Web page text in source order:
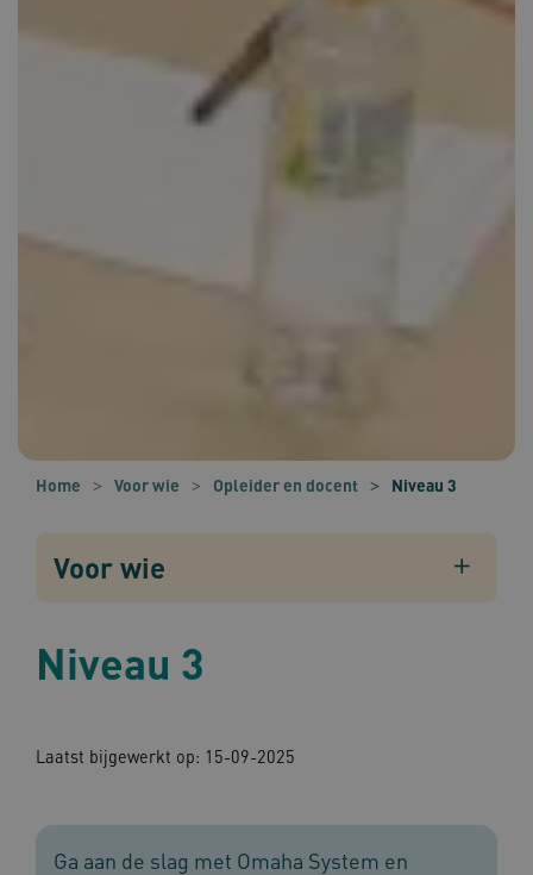
Home Voor wie Opleider en docent Niveau 3
Voor wie
Niveau 3
Laatst bijgewerkt op: 15-09-2025
Ga aan de slag met Omaha System en